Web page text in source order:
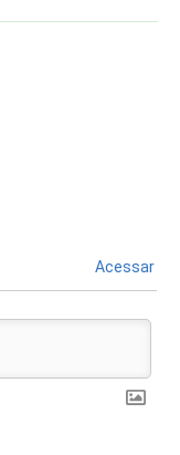
Acessar